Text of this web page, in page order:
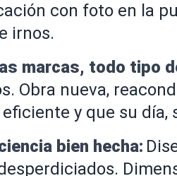
con foto en la
irnos.
marcas, todo tipo
Obra nueva,
eficiente y que su
bien hecha: